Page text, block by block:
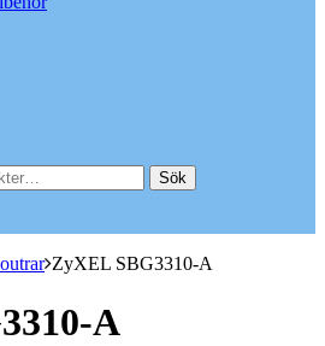
Sök
ZyXEL SBG3310-A
A